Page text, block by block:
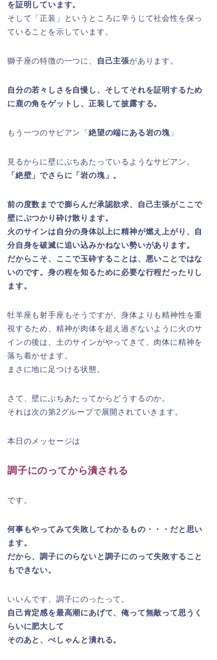
を証明しています。
そして「正装」というところに辛うじて社会性を保っ
ていることを示しています。
獅子座の特徴の一つに、 自己主張があります。
自分の若々しさを自慢し、そしてそれを証明するため
に鹿の角をゲットし、正装して披露する。
もう一つのサビアン「 絶望の端にある岩の塊 」
見るからに壁にぶちあたっているようなサビアン。
「絶壁」でさらに「岩の塊」。
前の度数までで膨らんだ承認欲求、自己主張がここで
壁にぶつかり砕け散ります。
火のサインは自分の身体以上に精神が燃え上がり、自
分自身を破滅に追い込みかねない勢いがあります。
だからこそ、ここで玉砕することは、悪いことではな
いのです。身の程を知るために必要な行程だったりし
ます。
牡羊座も射手座もそうですが、身体よりも精神性を重
視するため、精神が肉体を超え過ぎないように火のサ
インの後は、土のサインがやってきて、肉体に精神を
落ち着かせます。
まさに地に足つける状態。
さて、壁にぶちあたってからどうするのか。
それは次の第2グループで展開されていきます。
本日のメッセージは
調子にのってから潰される
です。
何事もやってみて失敗してわかるもの・・・だと思い
ます。
だから、調子にのらないと調子にのって失敗すること
もできない。
いいんです、調子にのったって。
自己肯定感を最高潮にあげて、俺って無敵って思うく
らいに肥大して
そのあと、ぺしゃんと潰れる。